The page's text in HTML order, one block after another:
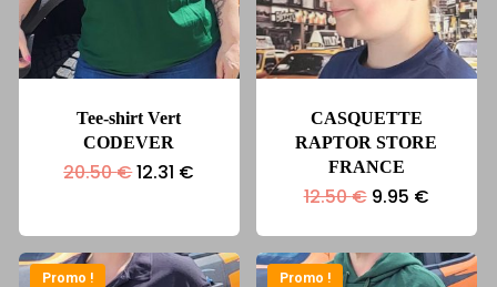
Tee-shirt Vert
CODEVER
20.50€Le
20.50 €.
12.31 €
12.31 €.
CASQUETTE
RAPTOR STORE
FRANCE
12.50€ Le
initial
était :
12.50 €.
9.95 €Le
actuel
est :
9.95 €.
Promo ! Promo !